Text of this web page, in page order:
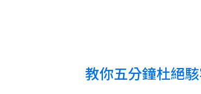
教你五分鐘杜絕